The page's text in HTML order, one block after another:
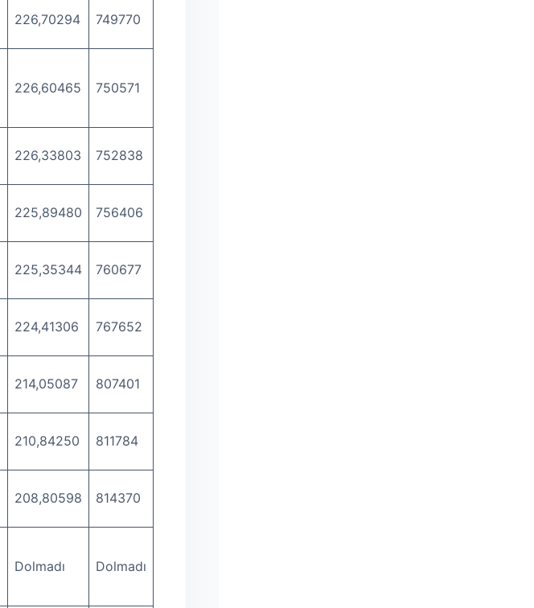
226,70294 749770
226,60465 750571
226,33803 752838
225,89480 756406
225,35344 760677
224,41306 767652
214,05087 807401
210,84250 811784
208,80598 814370
Dolmadı Dolmadı